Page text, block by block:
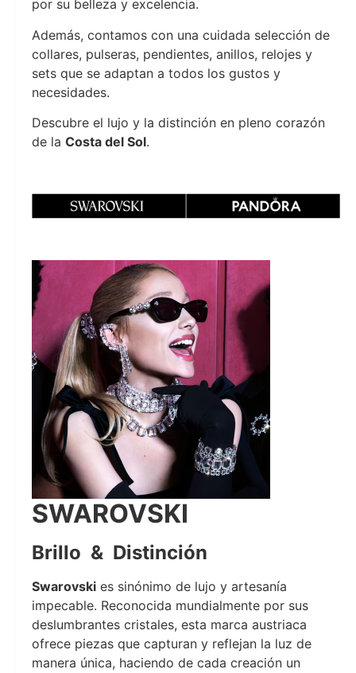
por su belleza y excelencia.
Además, contamos con una cuidada selección de
collares, pulseras, pendientes, anillos, relojes y
sets que se adaptan a todos los gustos y
necesidades.
Descubre el lujo y la distinción en pleno corazón
de la Costa del Sol.
SWAROVSKI
Brillo & Distinción
Swarovski es sinónimo de lujo y artesanía
impecable. Reconocida mundialmente por sus
deslumbrantes cristales, esta marca austriaca
ofrece piezas que capturan y reflejan la luz de
manera única, haciendo de cada creación un